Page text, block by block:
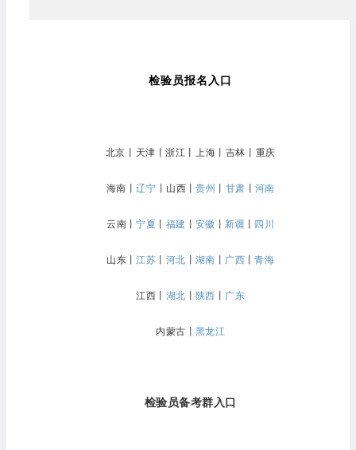
检验员报名入口
北京 丨 天津 丨浙江 丨上海 丨 吉林 丨 重庆
海南 丨辽宁 丨 山西 丨贵州 丨 甘肃 丨 河南
云南 丨宁夏 丨 福建 丨 安徽 丨 新疆 丨 四川
山东 丨江苏 丨 河北 丨 湖南 丨 广西 丨青海
江西 丨 湖北 丨 陕西 丨 广东
内蒙古 丨 黑龙江
检验员备考群入口